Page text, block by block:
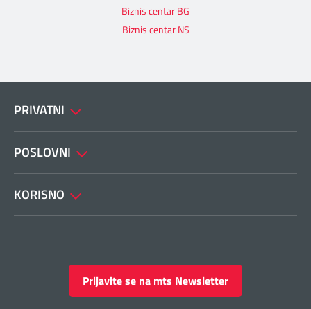
Biznis centar BG
Biznis centar NS
PRIVATNI
POSLOVNI
KORISNO
Prijavite se na mts Newsletter